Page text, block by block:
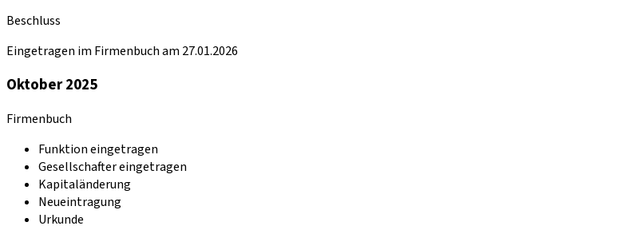
Beschluss
Eingetragen im Firmenbuch am 27.01.2026
Oktober 2025
Firmenbuch
Funktion eingetragen
Gesellschafter eingetragen
Kapitaländerung
Neueintragung
Urkunde